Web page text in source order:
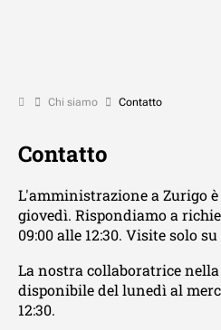
Chi siamo Contatto
Contatto
L'amministrazione a Zurigo
giovedì. Rispondiamo a
09:00 alle 12:30. Visite solo
La nostra collaboratrice nella
disponibile del lunedì al
12:30.